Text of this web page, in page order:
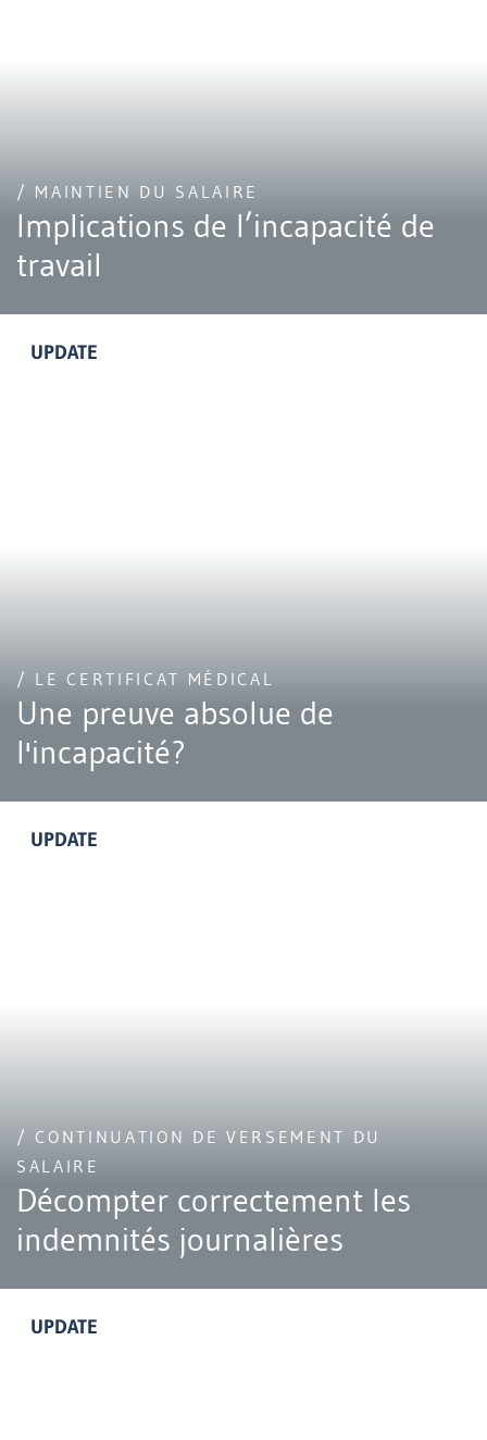
/ MAINTIEN DU SALAIRE
Implications de l’incapacité de
travail
UPDATE
/ LE CERTIFICAT MÉDICAL
Une preuve absolue de
l'incapacité?
UPDATE
/ CONTINUATION DE VERSEMENT DU
SALAIRE
Décompter correctement les
indemnités journalières
UPDATE